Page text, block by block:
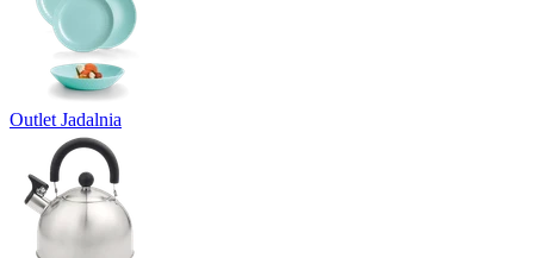
Outlet Jadalnia